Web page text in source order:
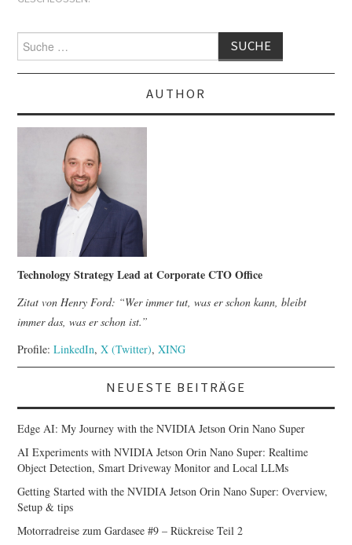
nach:
AUTHOR
Technology Strategy Lead at Corporate CTO Office
Zitat von Henry Ford: “Wer immer tut, was er schon kann, bleibt
immer das, was er schon ist.”
Profile:LinkedIn,X (Twitter),XING
NEUESTE BEITRÄGE
Edge AI: My Journey with the NVIDIA Jetson Orin Nano Super
AI Experiments with NVIDIA Jetson Orin Nano Super: Realtime
Object Detection, Smart Driveway Monitor and Local LLMs
Getting Started with the NVIDIA Jetson Orin Nano Super: Overview,
Setup & tips
Motorradreise zum Gardasee #9 – Rückreise Teil 2